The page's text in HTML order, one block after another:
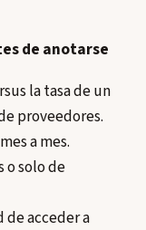
de anotarse
la tasa de un
proveedores.
a mes.
o solo de
de acceder a